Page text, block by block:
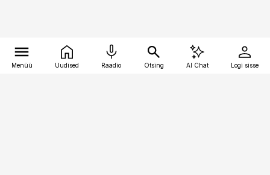
Menüü Uudised Raadio Otsing AI Chat Logi sisse